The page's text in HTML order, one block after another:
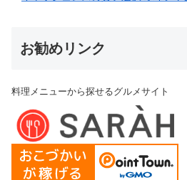
お勧めリンク
料理メニューから探せるグルメサイト